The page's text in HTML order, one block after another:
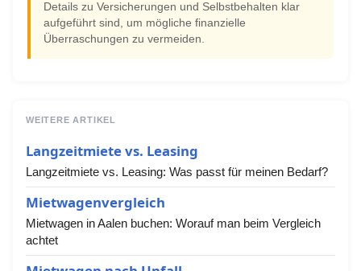
Details zu Versicherungen und Selbstbehalten klar
aufgeführt sind, um mögliche finanzielle
Überraschungen zu vermeiden.
WEITERE ARTIKEL
Langzeitmiete vs. Leasing
Langzeitmiete vs. Leasing: Was passt für meinen Bedarf?
Mietwagenvergleich
Mietwagen in Aalen buchen: Worauf man beim Vergleich
achtet